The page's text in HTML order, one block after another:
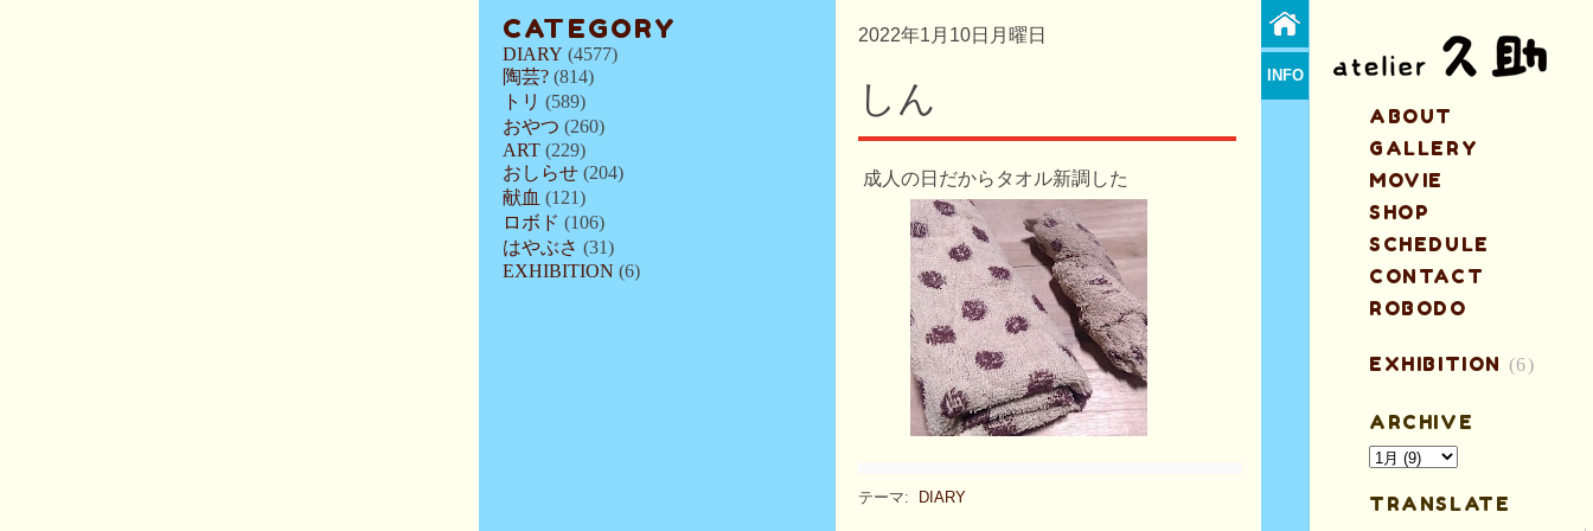
CATEGORY
DIARY (4577)
陶芸? (814)
トリ (589)
おやつ (260)
ART (229)
おしらせ (204)
献血 (121)
ロボド (106)
はやぶさ (31)
EXHIBITION (6)
2022年1月10日月曜日
しん
成人の日だからタオル新調した
テーマ: DIARY
INFO
ABOUT
GALLERY
MOVIE
SHOP
SCHEDULE
CONTACT
ROBODO
EXHIBITION (6)
ARCHIVE
TRANSLATE